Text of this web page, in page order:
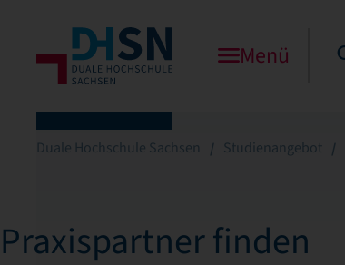
Menü
Duale Hochschule Sachsen Studienangebot
Praxispartner finden